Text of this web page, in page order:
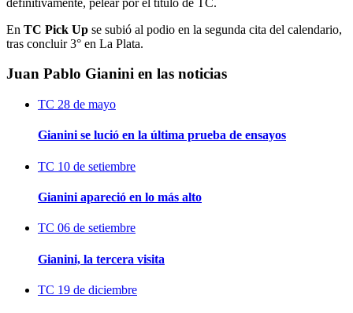
En TC Pick Up se subió al podio en la segunda cita del calendario,
tras concluir 3° en La Plata.
Juan Pablo Gianini en las noticias
TC 28 de mayo
Gianini se lució en la última prueba de ensayos
TC 10 de setiembre
Gianini apareció en lo más alto
TC 06 de setiembre
Gianini, la tercera visita
TC 19 de diciembre